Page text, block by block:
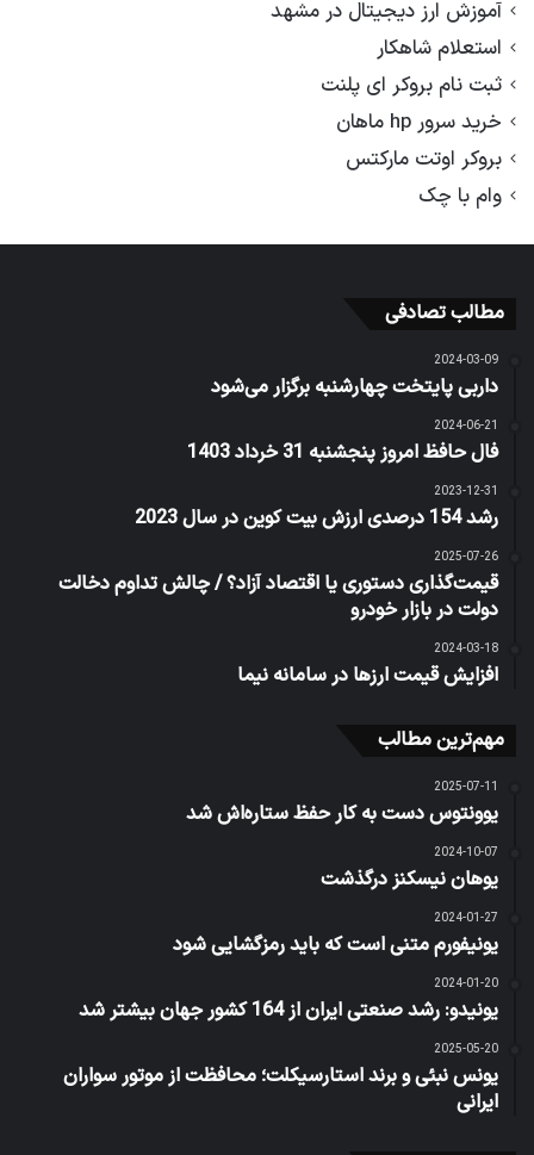
آموزش ارز دیجیتال در مشهد
استعلام شاهکار
ثبت نام بروکر ای پلنت
خرید سرور hp ماهان
بروکر اوتت مارکتس
وام با چک
مطالب تصادفی
2024-03-09
داربی پایتخت چهارشنبه برگزار می‌شود
2024-06-21
فال حافظ امروز پنجشنبه 31 خرداد 1403
2023-12-31
رشد 154 درصدی ارزش بیت کوین در سال 2023
2025-07-26
قیمت‌گذاری دستوری یا اقتصاد آزاد؟ / چالش تداوم دخالت
دولت در بازار خودرو
2024-03-18
افزایش قیمت ارزها در سامانه نیما
مهم‌ترین مطالب
2025-07-11
یوونتوس دست به کار حفظ ستاره‌اش شد
2024-10-07
یوهان نیسکنز درگذشت
2024-01-27
یونیفورم متنی است که باید رمزگشایی شود
2024-01-20
یونیدو: رشد صنعتی ایران از 164 کشور جهان بیشتر شد
2025-05-20
یونس نبئی و برند استارسیکلت؛ محافظت از موتور سواران
ایرانی